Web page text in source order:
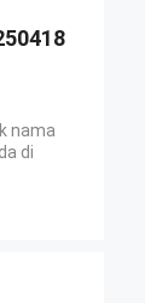
nama
di